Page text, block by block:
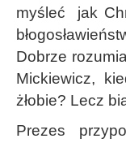
myśleć jak
Dobrze
Mickiewicz,
żłobie? Lecz
Prezes